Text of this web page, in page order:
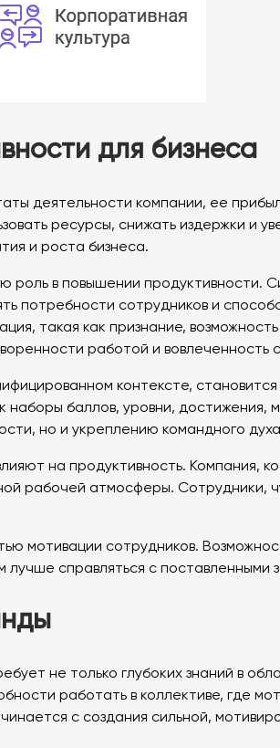
для бизнеса
деятельности компании, ее
ресурсы, снижать издержки и
и роста бизнеса.
роль в повышении
потребности сотрудников и
такая как признание,
работой и вовлеченность
контексте,
наборы баллов, уровни,
но и укреплению командного
на продуктивность. Компания,
рабочей атмосферы. Сотрудники,
мотивации сотрудников.
справляться с
не только глубоких знаний в
работать в коллективе, где
с создания сильной,